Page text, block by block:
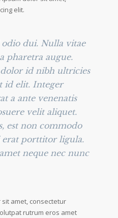
elit.
odio dui. Nulla vitae
pharetra augue.
id nibh ultricies
id elit. Integer
a ante venenatis
velit aliquet.
est non commodo
erat porttitor ligula.
neque nec nunc
amet, consectetur
rutrum eros amet